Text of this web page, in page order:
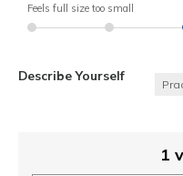
Feels full size too small
Describe Yourself
1